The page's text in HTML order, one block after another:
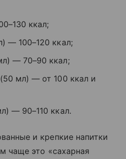
ккал;
— 100–120 ккал;
— 70–90 ккал;
мл) — от 100 ккал и
— 90–110 ккал.
и крепкие напитки
чаще это «сахарная